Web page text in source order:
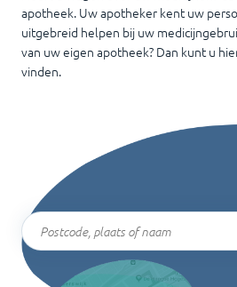
apotheek. Uw apotheker kent uw
uitgebreid helpen bij uw
van uw eigen apotheek? Dan kunt u
vinden.